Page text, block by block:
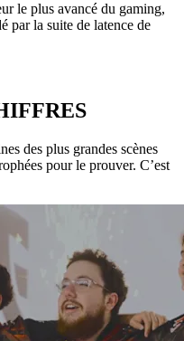
le plus avancé du gaming,
par la suite de latence de
des plus grandes scènes
pour le prouver. C’est